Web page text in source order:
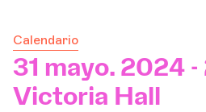
Calendario
31 mayo. 2024
Victoria Hall